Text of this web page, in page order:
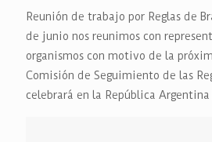
Reunión de trabajo por Reglas de
de junio nos reunimos con
organismos con motivo de la
Comisión de Seguimiento de las
celebrará en la República Argentina